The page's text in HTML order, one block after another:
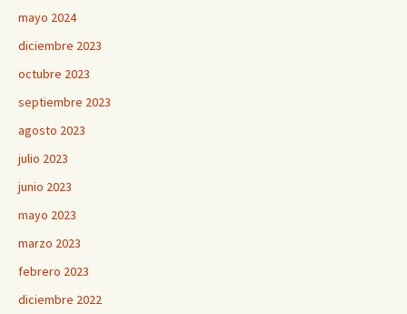
mayo 2024
diciembre 2023
octubre 2023
septiembre 2023
agosto 2023
julio 2023
junio 2023
mayo 2023
marzo 2023
febrero 2023
diciembre 2022